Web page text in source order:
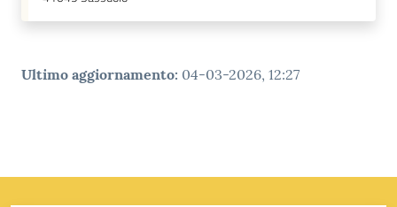
Ultimo aggiornamento: 04-03-2026, 12:27